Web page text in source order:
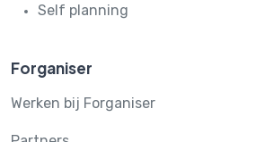
Self planning
Forganiser
Werken bij Forganiser